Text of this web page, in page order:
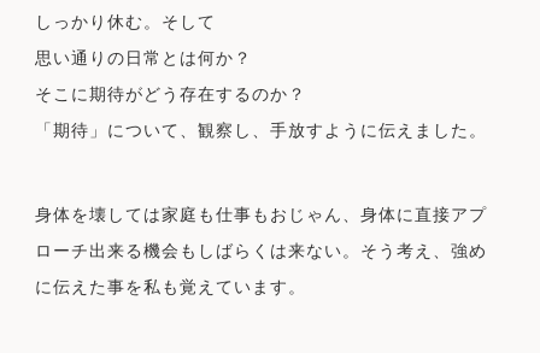
しっかり休む。そして
思い通りの日常とは何か？
そこに期待がどう存在するのか？
「期待」について、観察し、手放すように伝えました。
身体を壊しては家庭も仕事もおじゃん、身体に直接アプ
ローチ出来る機会もしばらくは来ない。そう考え、強め
に伝えた事を私も覚えています。